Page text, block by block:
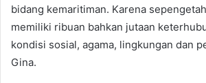
bidang kemaritiman. Karena
memiliki ribuan bahkan jutaan
kondisi sosial, agama, lingkungan dan
Gina.